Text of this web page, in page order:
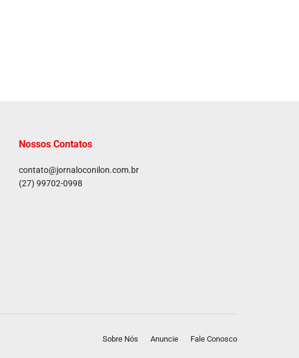
Nossos Contatos
contato@jornaloconilon.com.br
(27) 99702-0998
Sobre Nós Anuncie Fale Conosco